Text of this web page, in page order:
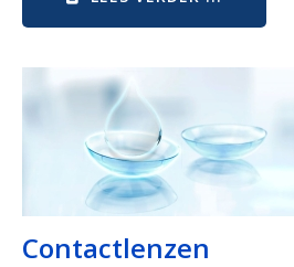
Contactlenzen